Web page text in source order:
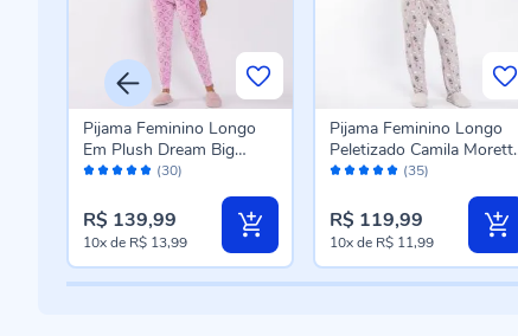
Avaliação: (30)
Pijama Feminino Longo
Em Plush Dream Big
Camila Moretti Rose
R$ 139,99
10xde R$ 13,99
Avaliação: (35)
Pijama Feminino Longo
Peletizado Camila Moretti
Cinza Fosco
R$ 119,99
10xde R$ 11,99